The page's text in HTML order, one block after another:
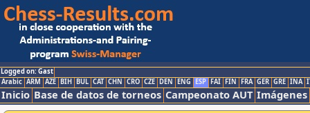
Logged on: Gast
Arabic ARM AZE BIH BUL CAT CHN CRO CZE DEN ENG ESP FAI FIN FRA GER GRE INA
Inicio Base de datos de torneos Campeonato AUT Imágenes